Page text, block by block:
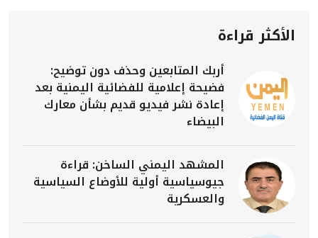
الأكثر قراءة
أربك المتابعين وحذف دون توضيح:
فضيحة إعلامية للفضائية اليمنية بعد
إعادة نشر فيديو قديم بشأن معارك
البيضاء
المشهد اليمني الساخن: قراءة
جيوسياسية أولية للأوضاع السياسية
والعسكرية